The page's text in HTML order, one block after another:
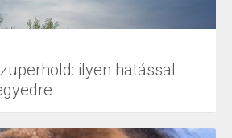
ilyen hatással